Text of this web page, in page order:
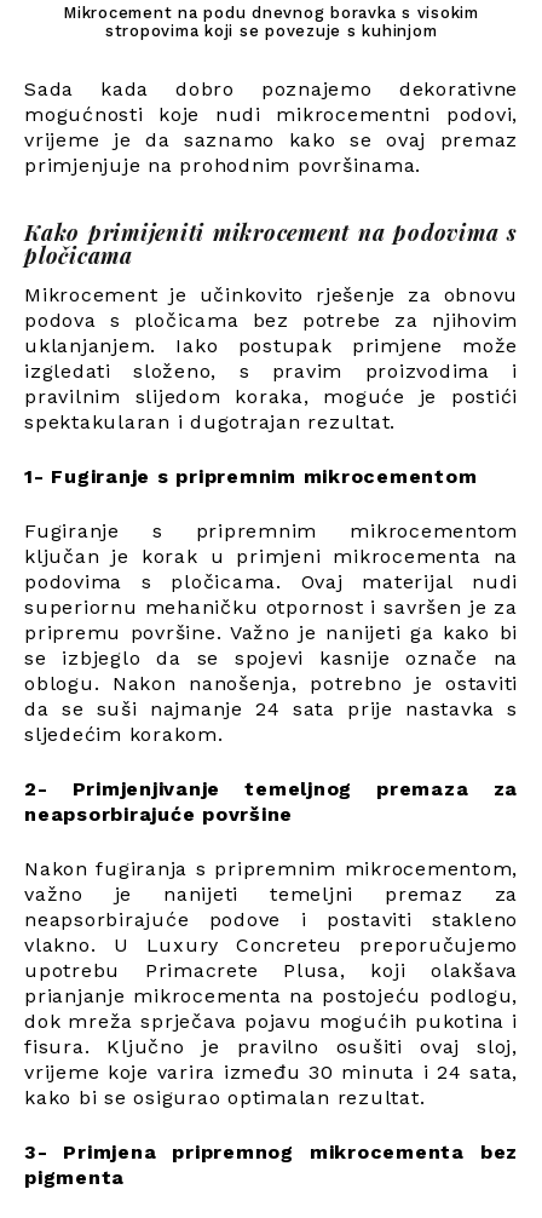
Mikrocement na podu dnevnog boravka s visokim
stropovima koji se povezuje s kuhinjom
Sada kada dobro poznajemo dekorativne
mogućnosti koje nudi mikrocementni podovi,
vrijeme je da saznamo kako se ovaj premaz
primjenjuje na prohodnim površinama.
Kako primijeniti mikrocement na podovima s
pločicama
Mikrocement je učinkovito rješenje za obnovu
podova s pločicama bez potrebe za njihovim
uklanjanjem. Iako postupak primjene može
izgledati složeno, s pravim proizvodima i
pravilnim slijedom koraka, moguće je postići
spektakularan i dugotrajan rezultat.
1- Fugiranje s pripremnim mikrocementom
Fugiranje s pripremnim mikrocementom
ključan je korak u primjeni mikrocementa na
podovima s pločicama. Ovaj materijal nudi
superiornu mehaničku otpornost i savršen je za
pripremu površine. Važno je nanijeti ga kako bi
se izbjeglo da se spojevi kasnije označe na
oblogu. Nakon nanošenja, potrebno je ostaviti
da se suši najmanje 24 sata prije nastavka s
sljedećim korakom.
2- Primjenjivanje temeljnog premaza za
neapsorbirajuće površine
Nakon fugiranja s pripremnim mikrocementom,
važno je nanijeti temeljni premaz za
neapsorbirajuće podove i postaviti stakleno
vlakno. U Luxury Concreteu preporučujemo
upotrebu Primacrete Plusa, koji olakšava
prianjanje mikrocementa na postojeću podlogu,
dok mreža sprječava pojavu mogućih pukotina i
fisura. Ključno je pravilno osušiti ovaj sloj,
vrijeme koje varira između 30 minuta i 24 sata,
kako bi se osigurao optimalan rezultat.
3- Primjena pripremnog mikrocementa bez
pigmenta